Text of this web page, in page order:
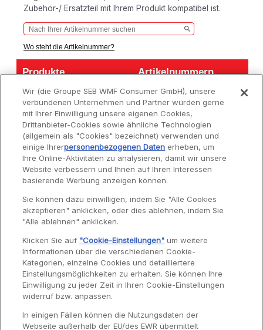
Zubehör-/ Ersatzteil mit Ihrem Produkt kompatibel ist.
Wo steht die Artikelnummer?
Produkte
Artikelnummern
Produkte
Artikelnummern
Ultra Compact
Zitruspresse
PC120870
ULTRA COMPACT PC120870
Service
Garantie
Reparaturen
Bedienungsanleitungen
Häufig gestellte Fragen
Wir (die Groupe SEB WMF Consumer GmbH), unsere
verbundenen Unternehmen und Partner würden gerne
mit Ihrer Einwilligung unsere eigenen Cookies,
Drittanbieter-Cookies sowie ähnliche Technologien
(allgemein als "Cookies" bezeichnet) verwenden und
einige Ihrerpersonenbezogenen Daten erheben, um
Ihre Online-Aktivitäten zu analysieren, damit wir unsere
Website verbessern und Ihnen auf Ihren Interessen
basierende Werbung anzeigen können.
Sie können dazu einwilligen, indem Sie "Alle Cookies
akzeptieren" anklicken, oder dies ablehnen, indem Sie
"Alle ablehnen" anklicken.
Klicken Sie auf "Cookie-Einstellungen" um weitere
Informationen über die verschiedenen Cookie-
Kategorien, einzelne Cookies und detailliertere
Einstellungsmöglichkeiten zu erhalten. Sie können Ihre
Einwilligung zu jeder Zeit in Ihren Cookie-Einstellungen
widerruf bzw. anpassen.
In einigen Fällen können die Nutzungsdaten der
Webseite außerhalb der EU/des EWR übermittelt